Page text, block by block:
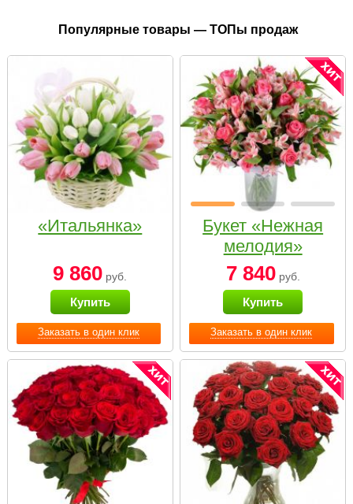
Популярные товары — ТОПы продаж
Заказать в один клик
«Итальянка»
9 860 руб.
Купить
Заказать в один клик
Букет «Нежная
мелодия»
7 840руб.
Купить